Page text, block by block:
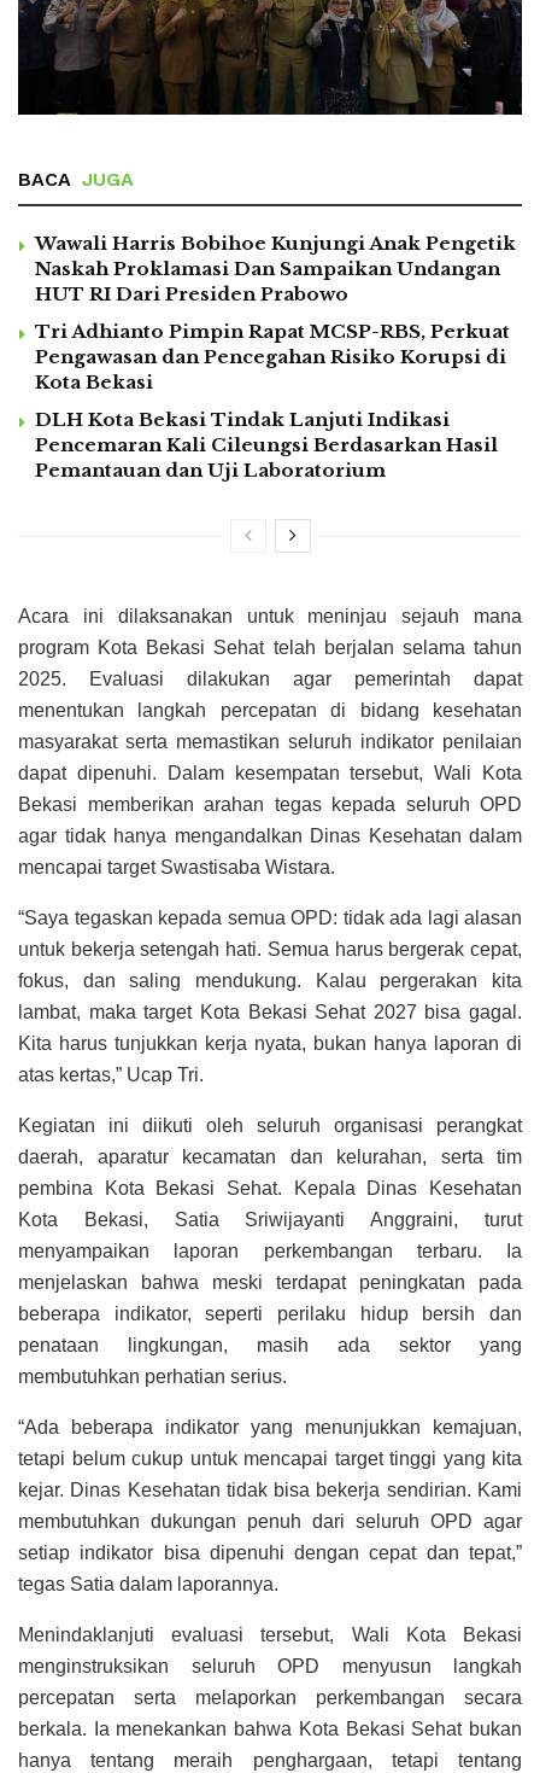
BACA JUGA
Wawali Harris Bobihoe Kunjungi Anak Pengetik
Naskah Proklamasi Dan Sampaikan Undangan
HUT RI Dari Presiden Prabowo
Tri Adhianto Pimpin Rapat MCSP-RBS, Perkuat
Pengawasan dan Pencegahan Risiko Korupsi di
Kota Bekasi
DLH Kota Bekasi Tindak Lanjuti Indikasi
Pencemaran Kali Cileungsi Berdasarkan Hasil
Pemantauan dan Uji Laboratorium
Acara ini dilaksanakan untuk meninjau sejauh mana
program Kota Bekasi Sehat telah berjalan selama tahun
2025. Evaluasi dilakukan agar pemerintah dapat
menentukan langkah percepatan di bidang kesehatan
masyarakat serta memastikan seluruh indikator penilaian
dapat dipenuhi. Dalam kesempatan tersebut, Wali Kota
Bekasi memberikan arahan tegas kepada seluruh OPD
agar tidak hanya mengandalkan Dinas Kesehatan dalam
mencapai target Swastisaba Wistara.
“Saya tegaskan kepada semua OPD: tidak ada lagi alasan
untuk bekerja setengah hati. Semua harus bergerak cepat,
fokus, dan saling mendukung. Kalau pergerakan kita
lambat, maka target Kota Bekasi Sehat 2027 bisa gagal.
Kita harus tunjukkan kerja nyata, bukan hanya laporan di
atas kertas,” Ucap Tri.
Kegiatan ini diikuti oleh seluruh organisasi perangkat
daerah, aparatur kecamatan dan kelurahan, serta tim
pembina Kota Bekasi Sehat. Kepala Dinas Kesehatan
Kota Bekasi, Satia Sriwijayanti Anggraini, turut
menyampaikan laporan perkembangan terbaru. Ia
menjelaskan bahwa meski terdapat peningkatan pada
beberapa indikator, seperti perilaku hidup bersih dan
penataan lingkungan, masih ada sektor yang
membutuhkan perhatian serius.
“Ada beberapa indikator yang menunjukkan kemajuan,
tetapi belum cukup untuk mencapai target tinggi yang kita
kejar. Dinas Kesehatan tidak bisa bekerja sendirian. Kami
membutuhkan dukungan penuh dari seluruh OPD agar
setiap indikator bisa dipenuhi dengan cepat dan tepat,”
tegas Satia dalam laporannya.
Menindaklanjuti evaluasi tersebut, Wali Kota Bekasi
menginstruksikan seluruh OPD menyusun langkah
percepatan serta melaporkan perkembangan secara
berkala. Ia menekankan bahwa Kota Bekasi Sehat bukan
hanya tentang meraih penghargaan, tetapi tentang